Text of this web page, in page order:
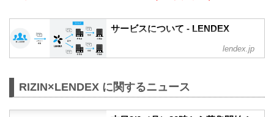
サービスについて - LENDEX
lendex.jp
RIZIN×LENDEX に関するニュース